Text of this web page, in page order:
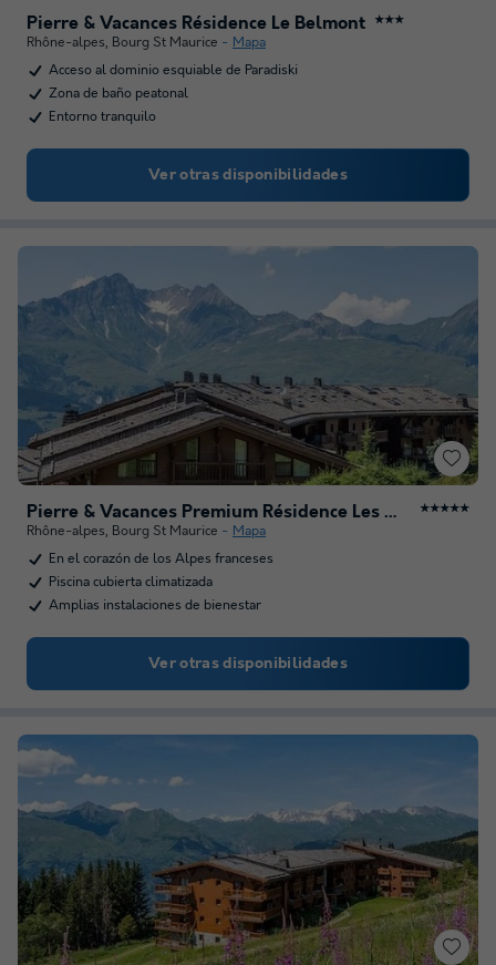
Pierre & Vacances Résidence Le Belmont ★★★
Rhône-alpes, Bourg St Maurice
Mapa
Acceso al dominio esquiable de Paradiski
Zona de baño peatonal
Entorno tranquilo
Ver otras disponibilidades
Pierre & Vacances Premium Résidence Les Alpages de Chantel ★★★★★
Rhône-alpes, Bourg St Maurice
Mapa
En el corazón de los Alpes franceses
Piscina cubierta climatizada
Amplias instalaciones de bienestar
Ver otras disponibilidades